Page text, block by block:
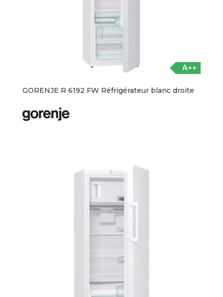
A++
GORENJE R 6192 FW Réfrigérateur blanc droite